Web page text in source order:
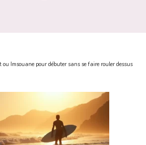
Imsouane pour débuter sans se faire rouler dessus